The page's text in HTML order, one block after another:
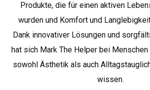
Produkte, die für einen aktiven
wurden und Komfort und
Dank innovativer Lösungen und
hat sich Mark The Helper bei
sowohl Ästhetik als auch
wissen.